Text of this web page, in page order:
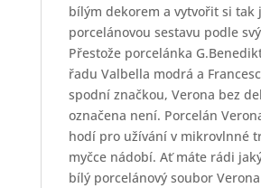
bílým dekorem a vytvořit si tak
porcelánovou sestavu podle
Přestože porcelánka
řadu Valbella modrá a
spodní značkou, Verona bez
označena není. Porcelán
hodí pro užívání v mikrovlnné
myčce nádobí. Ať máte rádi
bílý porcelánový soubor